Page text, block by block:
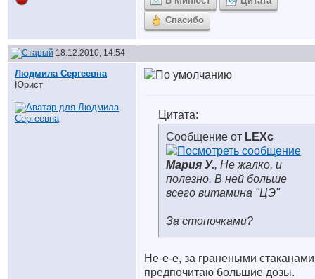
Спасибо
18.12.2010, 14:54
Людмила Сергеевна
Юрист
Цитата:
Сообщение от LEXc
Мария У., Не жалко, и
полезно. В ней больше
всего витамина "ЦЭ"
За стопочками?
Не-е-е, за гранеными
предпочитаю большие дозы.